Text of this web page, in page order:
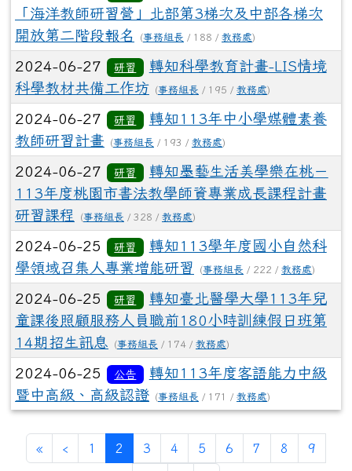
「海洋教師研習營」北部第3梯次及中部各梯次
開放第二階段報名
(事務組長 / 188 / 教務處)
2024-06-27 研習
轉知科學教育計畫-LIS情境
科學教材共備工作坊
(事務組長 / 195 / 教務處)
2024-06-27 研習
轉知113年中小學媒體素養
教師研習計畫
(事務組長 / 193 / 教務處)
2024-06-27 研習
轉知墨藝生活美學樂在桃－
113年度桃園市書法教學師資專業成長課程計畫
研習課程
(事務組長 / 328 / 教務處)
2024-06-25 研習
轉知113學年度國小自然科
學領域召集人專業增能研習
(事務組長 / 222 / 教務處)
2024-06-25 研習
轉知臺北醫學大學113年兒
童課後照顧服務人員職前180小時訓練假日班第
14期招生訊息
(事務組長 / 174 / 教務處)
2024-06-25 公告
轉知113年度客語能力中級
暨中高級、高級認證
(事務組長 / 171 / 教務處)
« ‹ 1 2 (current)
3 4 5 6 7 8 9